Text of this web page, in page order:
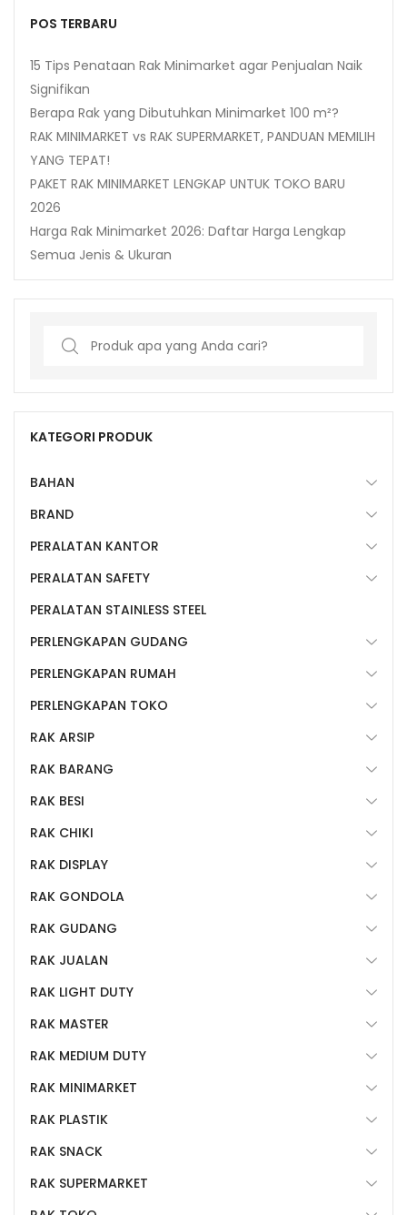
POS TERBARU
15 Tips Penataan Rak Minimarket agar Penjualan Naik
Signifikan
Berapa Rak yang Dibutuhkan Minimarket 100 m²?
RAK MINIMARKET vs RAK SUPERMARKET, PANDUAN MEMILIH
YANG TEPAT!
PAKET RAK MINIMARKET LENGKAP UNTUK TOKO BARU
2026
Harga Rak Minimarket 2026: Daftar Harga Lengkap
Semua Jenis & Ukuran
Search
KATEGORI PRODUK
BAHAN
BRAND
PERALATAN KANTOR
PERALATAN SAFETY
PERALATAN STAINLESS STEEL
PERLENGKAPAN GUDANG
PERLENGKAPAN RUMAH
PERLENGKAPAN TOKO
RAK ARSIP
RAK BARANG
RAK BESI
RAK CHIKI
RAK DISPLAY
RAK GONDOLA
RAK GUDANG
RAK JUALAN
RAK LIGHT DUTY
RAK MASTER
RAK MEDIUM DUTY
RAK MINIMARKET
RAK PLASTIK
RAK SNACK
RAK SUPERMARKET